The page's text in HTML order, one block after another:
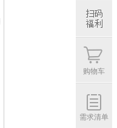
扫码
福利
购物车
需求清单